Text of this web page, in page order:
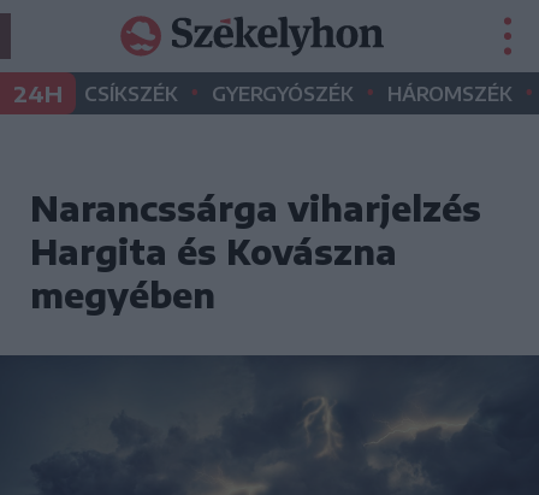
24H CSÍKSZÉK • GYERGYÓSZÉK • HÁROMSZÉK •
Narancssárga viharjelzés
Hargita és Kovászna
megyében